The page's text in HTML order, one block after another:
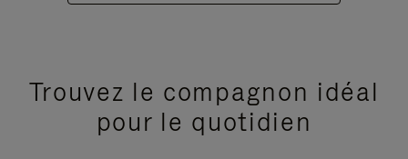
Trouvez le compagnon idéal
pour le quotidien